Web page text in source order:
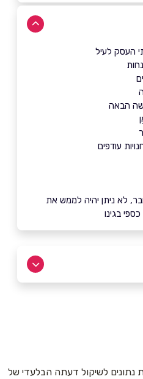
העסק לעיל
הבאה
עודפים
לא ניתן יהיה לממש את
בגינו
לשיקול דעתה הבלעדי של